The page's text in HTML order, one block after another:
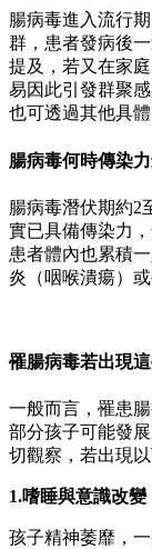
腸病毒進入流行
群，患者發病後
提及，若又在家
易因此引發群聚
也可透過其他具
腸病毒何時傳染
腸病毒潛伏期約2
實已具備傳染力
患者體內也累積
炎（咽喉潰瘍）
罹腸病毒若出現
一般而言，罹患
部分孩子可能發
切觀察，若出現
1.嗜睡與意識改變
孩子精神萎靡，